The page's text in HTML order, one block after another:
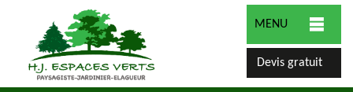
MENU
Devis gratuit